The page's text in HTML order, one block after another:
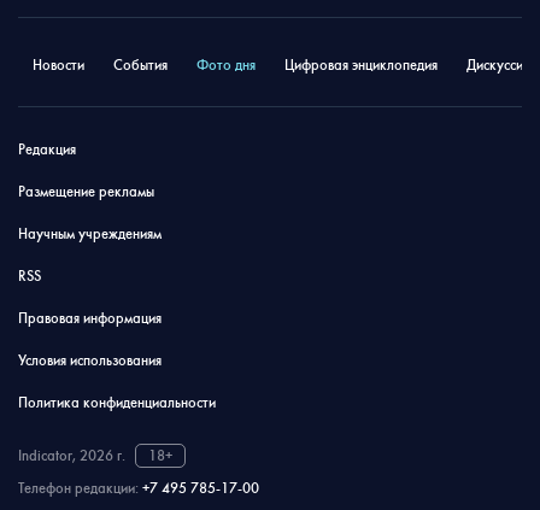
Новости События Фото дня Цифровая энциклопедия
Редакция
Размещение рекламы
Научным учреждениям
RSS
Правовая информация
Условия использования
Политика конфиденциальности
Indicator, 2026 г.
18+
Телефон редакции: +7 495 785-17-00